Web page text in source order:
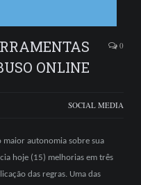
ONLINE
0
SOCIAL MEDIA
autonomia sobre sua
hoje (15) melhorias em três
das regras. Uma das